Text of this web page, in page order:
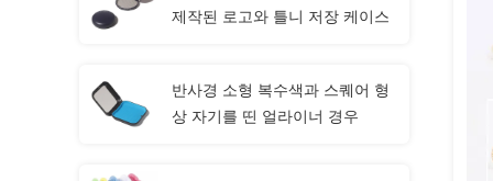
제작된 로고와 틀니 저장 케이스
반사경 소형 복수색과 스퀘어 형
상 자기를 띤 얼라이너 경우